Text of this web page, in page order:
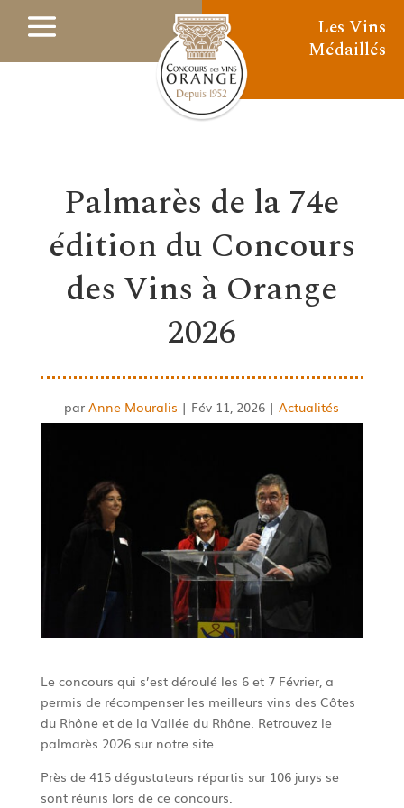
Les Vins
Médaillés
Palmarès de la 74e
édition du Concours
des Vins à Orange
2026
parAnne Mouralis | Fév 11, 2026 |Actualités
Le concours qui s’est déroulé les 6 et 7 Février, a
permis de récompenser les meilleurs vins des Côtes
du Rhône et de la Vallée du Rhône. Retrouvez le
palmarès 2026 sur notre site.
Près de 415 dégustateurs répartis sur 106 jurys se
sont réunis lors de ce concours.